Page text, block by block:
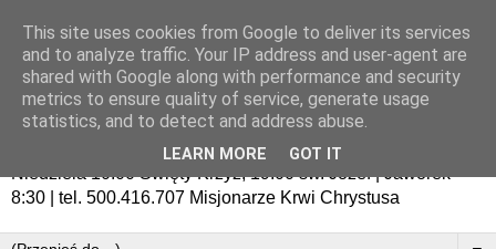
Niedziela 10:00 Święty Krzyż, 19:00 św. Józef | Jaworek
8:30 | tel. 500.416.707 Misjonarze Krwi Chrystusa
This site uses cookies from Google to deliver its services
and to analyze traffic. Your IP address and user-agent are
shared with Google along with performance and security
metrics to ensure quality of service, generate usage
statistics, and to detect and address abuse.
LEARN MORE GOT IT